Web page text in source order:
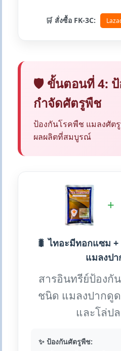
🛒 สั่งซื้อ FK-3C:
🛡️ ขั้นตอนที่ 4: ป้
กำจัดศัตรูพืช
ป้องกันโรคพืช แมลงศัต
ผลผลิตที่สมบูรณ์
+
🐛 ไทอะมีทอกแซม
แมลงป
สารอินทรีย์ป้องกั
ชนิด แมลงปากดู
และโล่ป
✨ ป้องกันศัตรูพืช: